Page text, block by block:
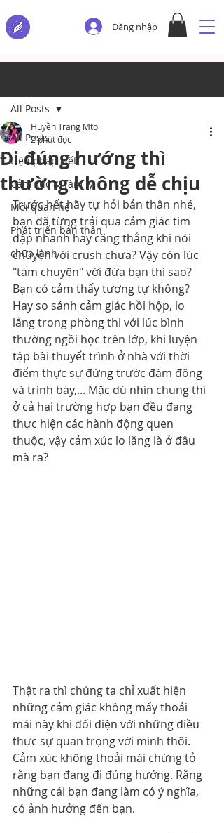
Đăng nhập
All Posts
Liệu pháp viết
Cảm xúc & Tâm lý
Mối quan hệ
Phát triển bản thân
chữa lành
All Posts
Đi đúng hướng thì
thường không dễ chịu
Huyền Trang Mto
2 phút đọc
Trước hết hãy tự hỏi bản thân nhé,
bạn đã từng trải qua cảm giác tim
đập nhanh hay căng thẳng khi nói
chuyện với crush chưa? Vậy còn lúc
"tám chuyện" với đứa bạn thì sao?
Bạn có cảm thấy tương tự không?
Hay so sánh cảm giác hồi hộp, lo
lắng trong phòng thi với lúc bình
thường ngồi học trên lớp, khi luyện
tập bài thuyết trình ở nhà với thời
điểm thực sự đứng trước đám đông
và trình bày,... Mặc dù nhìn chung thì
ở cả hai trường hợp bạn đều đang
thực hiện các hành động quen
thuộc, vậy cảm xúc lo lắng là ở đâu
mà ra?
Thật ra thì chúng ta chỉ xuất hiện
những cảm giác không mấy thoải
mái này khi đối diện với những điều
thực sự quan trọng với mình thôi.
Cảm xúc không thoải mái chứng tỏ
rằng bạn đang đi đúng hướng. Rằng
những cái bạn đang làm có ý nghĩa,
có ảnh hưởng đến bạn.